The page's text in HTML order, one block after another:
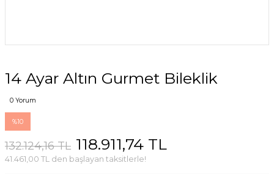
14 Ayar Altın Gurmet Bileklik
0 Yorum
%10
132.124,16 TL 118.911,74 TL
41.461,00 TL den başlayan taksitlerle!